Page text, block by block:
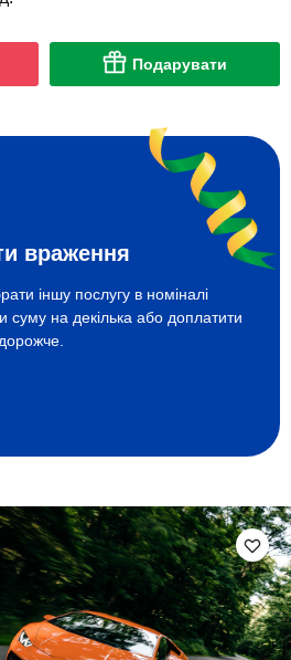
Подарувати
враження
іншу послугу в номіналі
суму на декілька або доплатити